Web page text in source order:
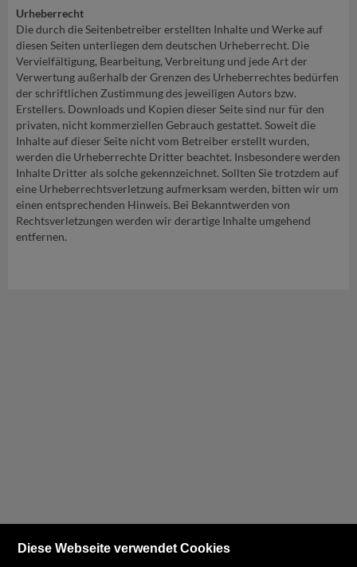
Urheberrecht
Die durch die Seitenbetreiber erstellten Inhalte und Werke auf
diesen Seiten unterliegen dem deutschen Urheberrecht. Die
Vervielfältigung, Bearbeitung, Verbreitung und jede Art der
Verwertung außerhalb der Grenzen des Urheberrechtes bedürfen
der schriftlichen Zustimmung des jeweiligen Autors bzw.
Erstellers. Downloads und Kopien dieser Seite sind nur für den
privaten, nicht kommerziellen Gebrauch gestattet. Soweit die
Inhalte auf dieser Seite nicht vom Betreiber erstellt wurden,
werden die Urheberrechte Dritter beachtet. Insbesondere werden
Inhalte Dritter als solche gekennzeichnet. Sollten Sie trotzdem auf
eine Urheberrechtsverletzung aufmerksam werden, bitten wir um
einen entsprechenden Hinweis. Bei Bekanntwerden von
Rechtsverletzungen werden wir derartige Inhalte umgehend
entfernen.
Diese Webseite verwendet Cookies